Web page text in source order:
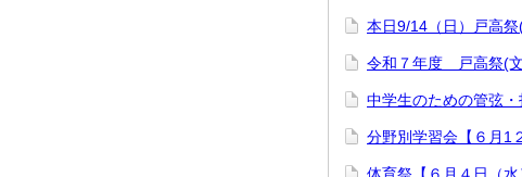
本日9/14（日）戸高
令和７年度 戸高祭(
中学生のための管弦
分野別学習会【６月1